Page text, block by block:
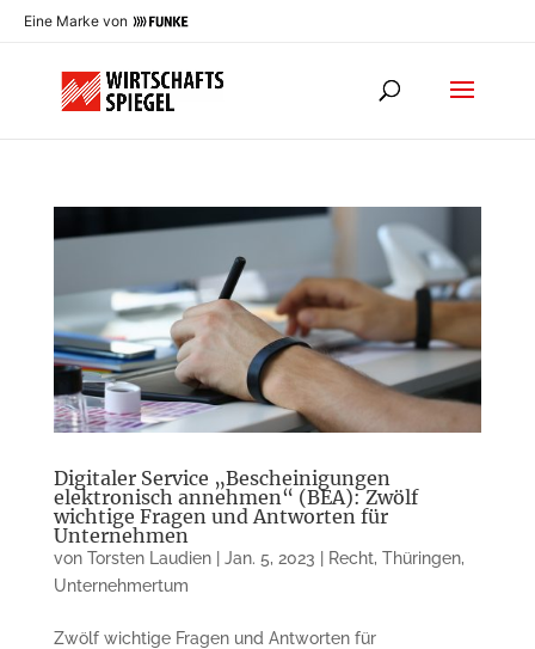
Eine Marke von
Digitaler Service „Bescheinigungen
elektronisch annehmen“ (BEA): Zwölf
wichtige Fragen und Antworten für
Unternehmen
von Torsten Laudien| Jan. 5, 2023 Recht, Thüringen,
Unternehmertum
Zwölf wichtige Fragen und Antworten für